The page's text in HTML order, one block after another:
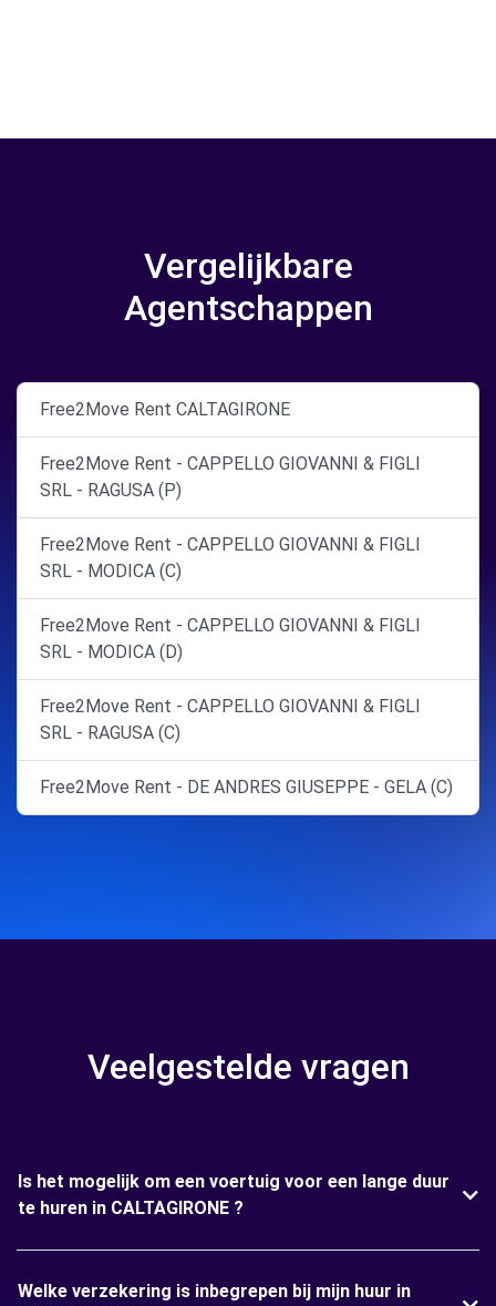
Vergelijkbare
Agentschappen
Free2Move Rent CALTAGIRONE
Free2Move Rent - CAPPELLO GIOVANNI & FIGLI
SRL - RAGUSA (P)
Free2Move Rent - CAPPELLO GIOVANNI & FIGLI
SRL - MODICA (C)
Free2Move Rent - CAPPELLO GIOVANNI & FIGLI
SRL - MODICA (D)
Free2Move Rent - CAPPELLO GIOVANNI & FIGLI
SRL - RAGUSA (C)
Free2Move Rent - DE ANDRES GIUSEPPE - GELA (C)
Veelgestelde vragen
Is het mogelijk om een voertuig voor een lange duur
te huren in CALTAGIRONE ?
Welke verzekering is inbegrepen bij mijn huur in